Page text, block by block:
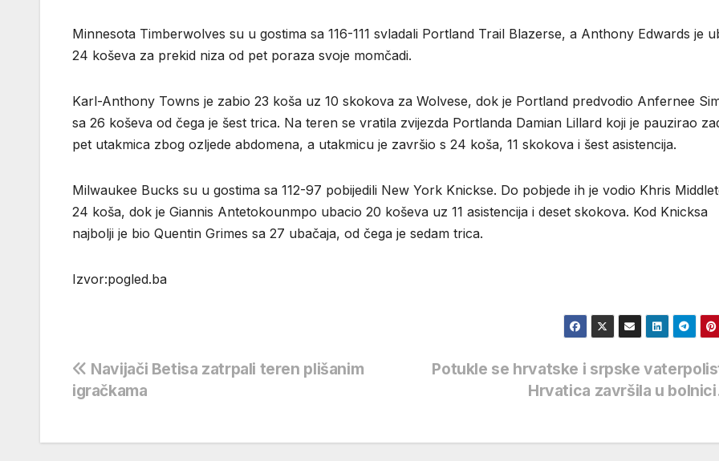
Minnesota Timberwolves su u gostima sa 116-111 svladali Portland Trail Blazerse, a Anthony Edwards je
24 koševa za prekid niza od pet poraza svoje momčadi.
Karl-Anthony Towns je zabio 23 koša uz 10 skokova za Wolvese, dok je Portland predvodio Anfernee
sa 26 koševa od čega je šest trica. Na teren se vratila zvijezda Portlanda Damian Lillard koji je pauzirao
pet utakmica zbog ozljede abdomena, a utakmicu je završio s 24 koša, 11 skokova i šest asistencija.
Milwaukee Bucks su u gostima sa 112-97 pobijedili New York Knickse. Do pobjede ih je vodio Khris
24 koša, dok je Giannis Antetokounmpo ubacio 20 koševa uz 11 asistencija i deset skokova. Kod Knicksa
najbolji je bio Quentin Grimes sa 27 ubačaja, od čega je sedam trica.
Izvor:pogled.ba
Navigacija
objava
Potukle se hrvatske i srpske
Hrvatica završila u
Navijači Betisa zatrpali teren plišanim
igračkama